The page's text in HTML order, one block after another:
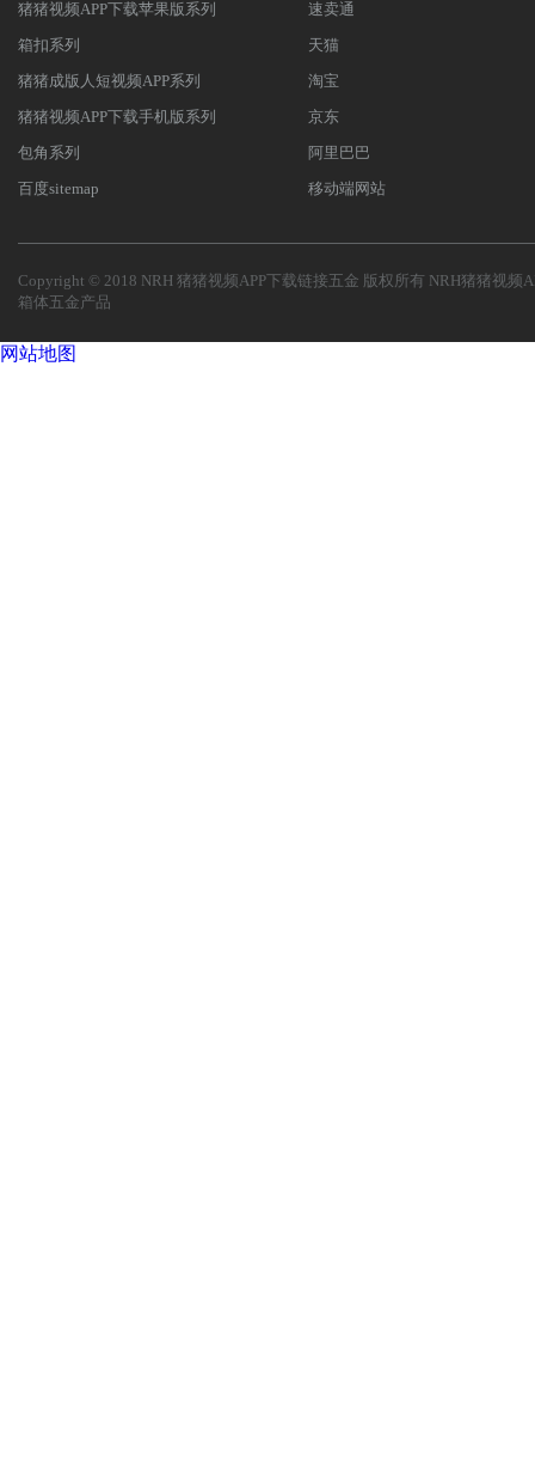
猪猪视频APP下载苹果版系列
箱扣系列
猪猪成版人短视频APP系列
猪猪视频APP下载手机版系列
包角系列
百度sitemap
速卖通
天猫
淘宝
京东
阿里巴巴
移动端网站
Copyright © 2018 NRH 猪猪视频APP下载链接五金 版权所有 NRH猪猪视频
箱体五金产品
网站地图